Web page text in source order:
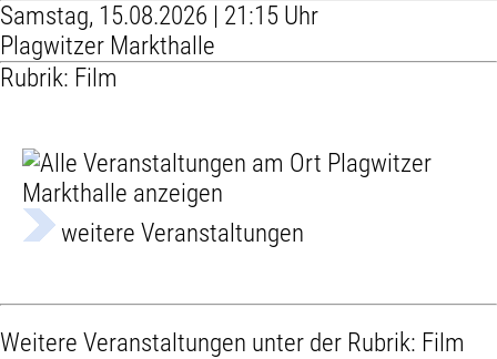
Samstag, 15.08.2026 | 21:15 Uhr
Plagwitzer Markthalle
Rubrik: Film
weitere Veranstaltungen
Weitere Veranstaltungen unter der Rubrik: Film